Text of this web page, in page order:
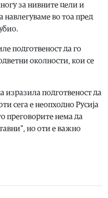
за нивните цели и
навлегуваме во тоа пред
подготвеност да го
околности, кои се
изразила подготвеност да
сега е неопходно Русија
преговорите нема да
но оти е важно